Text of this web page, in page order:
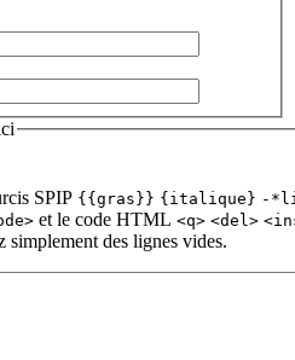
SPIP {{gras}} {italique} -
et le code HTML <q> <del>
simplement des lignes vides.